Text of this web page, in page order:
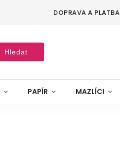
DOPRAVA A PLATBA
Hledat
PAPÍR MAZLÍCI